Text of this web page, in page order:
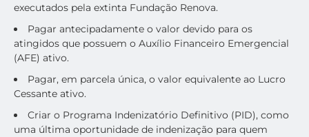
executados pela extinta Fundação Renova.
Pagar antecipadamente o valor devido para os
atingidos que possuem o Auxílio Financeiro Emergencial
(AFE) ativo.
Pagar, em parcela única, o valor equivalente ao Lucro
Cessante ativo.
Criar o Programa Indenizatório Definitivo (PID), como
uma última oportunidade de indenização para quem